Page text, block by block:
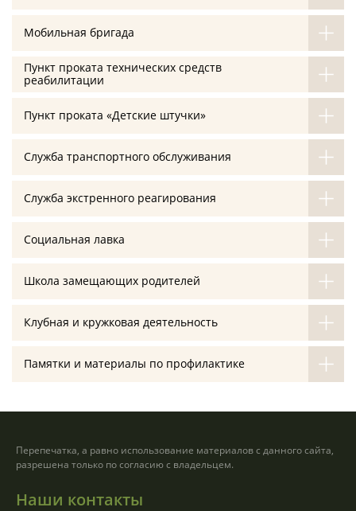
Мобильная бригада
Пункт проката технических средств
реабилитации
Пункт проката «Детские штучки»
Служба транспортного обслуживания
Служба экстренного реагирования
Социальная лавка
Школа замещающих родителей
Клубная и кружковая деятельность
Памятки и материалы по профилактике
Перепечатка, а равно использование материалов с данного сайта,
разрешена только по согласию с владельцем.
Наши контакты